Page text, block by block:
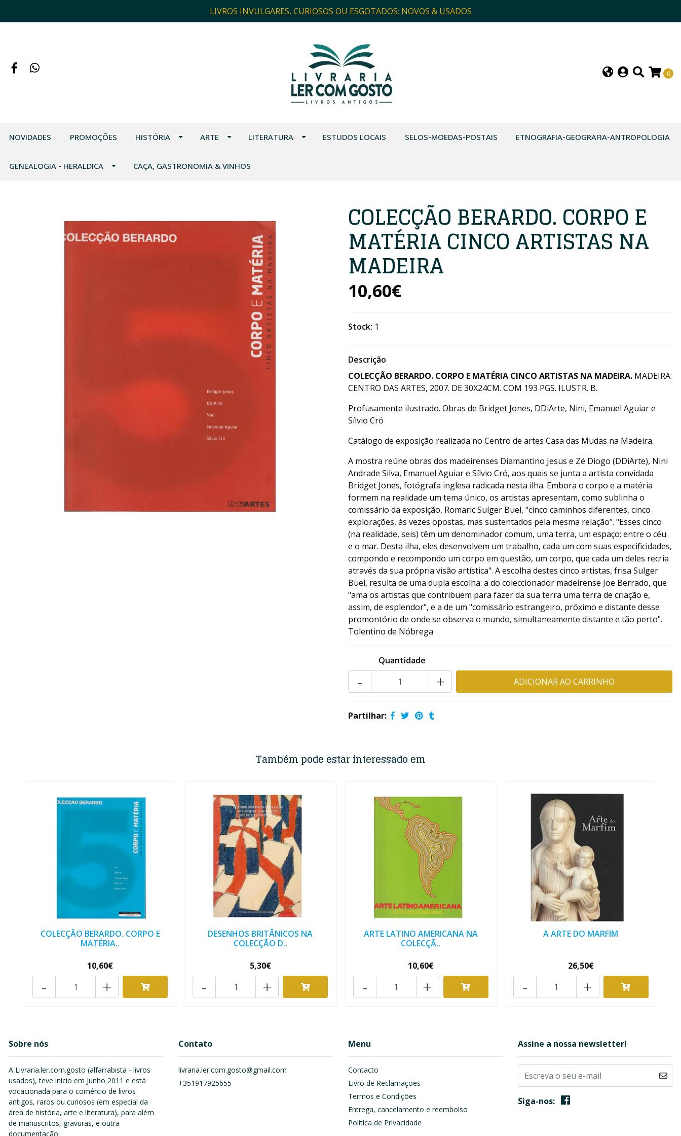
LIVROS INVULGARES, CURIOSOS OU ESGOTADOS: NOVOS & USADOS
0
NOVIDADES PROMOÇÕES HISTÓRIA ARTE LITERATURA ESTUDOS LOCAIS SELOS-MOEDAS-POSTAIS ETNOGRAFIA-GEOGRAFIA-ANTROPOLOGIA
GENEALOGIA - HERALDICA CAÇA, GASTRONOMIA & VINHOS
COLECÇÃO BERARDO. CORPO E
MATÉRIA CINCO ARTISTAS NA
MADEIRA
10,60€
Stock: 1
Descrição
COLECÇÃO BERARDO. CORPO E MATÉRIA CINCO ARTISTAS NA MADEIRA. MADEIRA:
CENTRO DAS ARTES, 2007. DE 30X24CM. COM 193 PGS. ILUSTR. B.
Profusamente ilustrado. Obras de Bridget Jones, DDiArte, Nini, Emanuel Aguiar e
Sílvio Cró
Catálogo de exposição realizada no Centro de artes Casa das Mudas na Madeira.
A mostra reúne obras dos madeirenses Diamantino Jesus e Zé Diogo (DDiArte), Nini
Andrade Silva, Emanuel Aguiar e Sílvio Cró, aos quais se junta a artista convidada
Bridget Jones, fotógrafa inglesa radicada nesta ilha. Embora o corpo e a matéria
formem na realidade um tema único, os artistas apresentam, como sublinha o
comissário da exposição, Romaric Sulger Büel, "cinco caminhos diferentes, cinco
explorações, às vezes opostas, mas sustentados pela mesma relação". "Esses cinco
(na realidade, seis) têm um denominador comum, uma terra, um espaço: entre o céu
e o mar. Desta ilha, eles desenvolvem um trabalho, cada um com suas especificidades,
compondo e recompondo um corpo em questão, um corpo, que cada um deles recria
através da sua própria visão artística". A escolha destes cinco artistas, frisa Sulger
Büel, resulta de uma dupla escolha: a do coleccionador madeirense Joe Berrado, que
"ama os artistas que contribuem para fazer da sua terra uma terra de criação e,
assim, de esplendor", e a de um "comissário estrangeiro, próximo e distante desse
promontório de onde se observa o mundo, simultaneamente distante e tão perto".
Tolentino de Nóbrega
Quantidade
+
-
Partilhar:
Também pode estar interessado em
COLECÇÃO BERARDO. CORPO E
MATÉRIA..
10,60€
+
-
DESENHOS BRITÂNICOS NA
COLECÇÃO D..
5,30€
+
-
ARTE LATINO AMERICANA NA
COLECÇÃ..
10,60€
+
-
A ARTE DO MARFIM
26,50€
+
-
Sobre nós
A Livraria.ler.com.gosto (alfarrabista - livros
usados), teve início em Junho 2011 e está
vocacionada para o comércio de livros
antigos, raros ou curiosos (em especial da
área de história, arte e literatura), para além
de manuscritos, gravuras, e outra
documentação.
Contato
livraria.ler.com.gosto@gmail.com
+351917925655
Menu
Contacto
Livro de Reclamações
Termos e Condições
Entrega, cancelamento e reembolso
Política de Privacidade
Assine a nossa newsletter!
Siga-nos: